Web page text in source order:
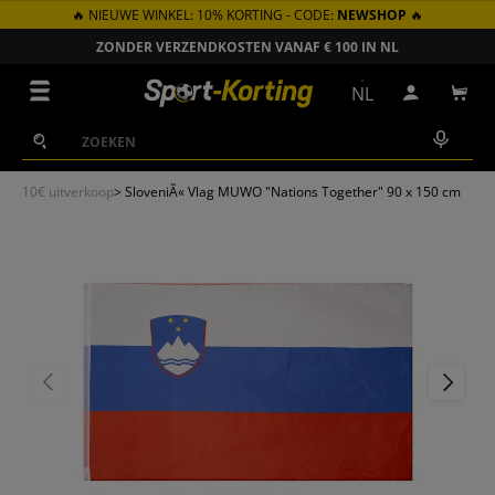
GA NAAR INHOUD
🔥 NIEUWE WINKEL: 10% KORTING - CODE: NEWSHOP 🔥
ZONDER VERZENDKOSTEN VANAF € 100 IN NL
Zoeken
Zoeken
NL Inloggen
10€ uitverkoop> SloveniÃ« Vlag MUWO "Nations Together" 90 x 150 cm
VORIGE